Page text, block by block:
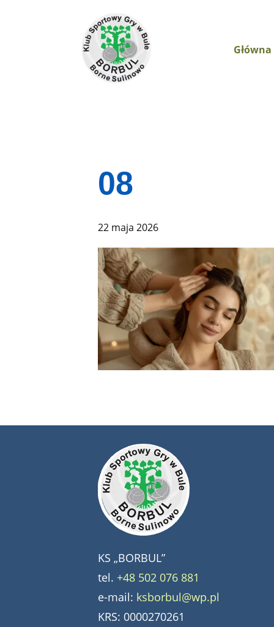
Główna
08
22 maja 2026
KS „BORBUL”
tel. +48 502 076 881
e-mail: ksborbul@wp.pl
KRS: 0000270261